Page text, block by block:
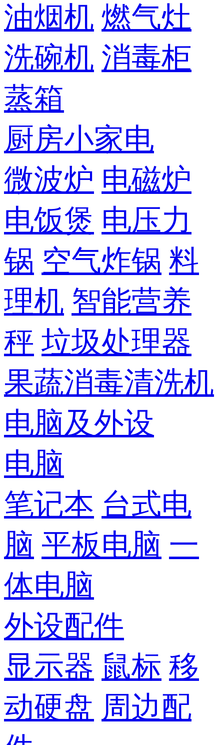
油烟机 燃气灶
洗碗机 消毒柜
蒸箱
厨房小家电
微波炉 电磁炉
电饭煲 电压力
锅 空气炸锅 料
理机 智能营养
秤 垃圾处理器
果蔬消毒清洗机
电脑及外设
电脑
笔记本 台式电
脑 平板电脑 一
体电脑
外设配件
显示器 鼠标 移
动硬盘 周边配